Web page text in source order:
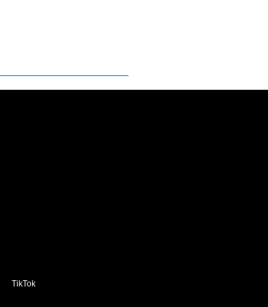
TikTok